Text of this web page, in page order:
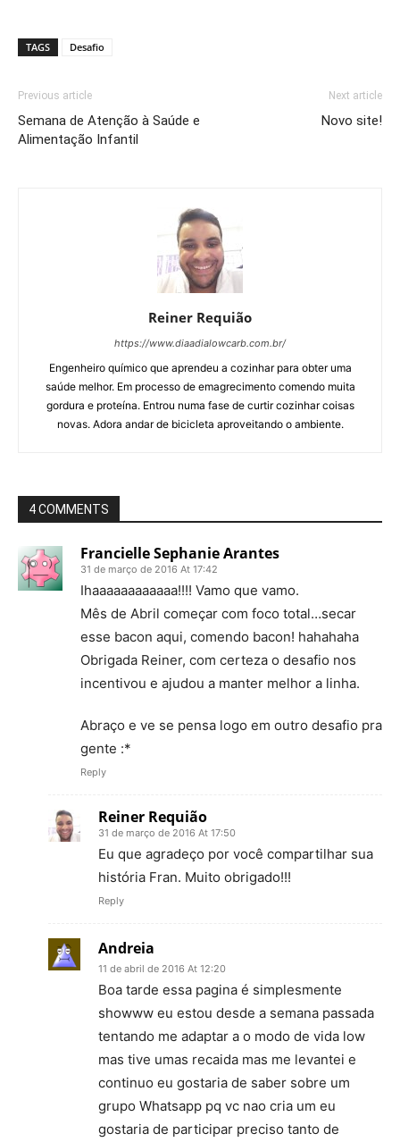
TAGS Desafio
Previous article
Semana de Atenção à Saúde e
Alimentação Infantil
Next article
Novo site!
Reiner Requião
https://www.diaadialowcarb.com.br/
Engenheiro químico que aprendeu a cozinhar para obter uma
saúde melhor. Em processo de emagrecimento comendo muita
gordura e proteína. Entrou numa fase de curtir cozinhar coisas
novas. Adora andar de bicicleta aproveitando o ambiente.
4 COMMENTS
Francielle Sephanie Arantes
31 de março de 2016 At 17:42
Ihaaaaaaaaaaaa!!!! Vamo que vamo.
Mês de Abril começar com foco total…secar
esse bacon aqui, comendo bacon! hahahaha
Obrigada Reiner, com certeza o desafio nos
incentivou e ajudou a manter melhor a linha.
Abraço e ve se pensa logo em outro desafio pra
gente :*
Reply
Reiner Requião
31 de março de 2016 At 17:50
Eu que agradeço por você compartilhar sua
história Fran. Muito obrigado!!!
Reply
Andreia
11 de abril de 2016 At 12:20
Boa tarde essa pagina é simplesmente
showww eu estou desde a semana passada
tentando me adaptar a o modo de vida low
mas tive umas recaida mas me levantei e
continuo eu gostaria de saber sobre um
grupo Whatsapp pq vc nao cria um eu
gostaria de participar preciso tanto de